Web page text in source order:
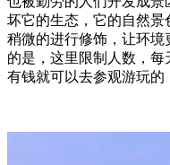
坏它的生态，它的自然景
稍微的进行修饰，让环
的是，这里限制人数，
有钱就可以去参观游玩的